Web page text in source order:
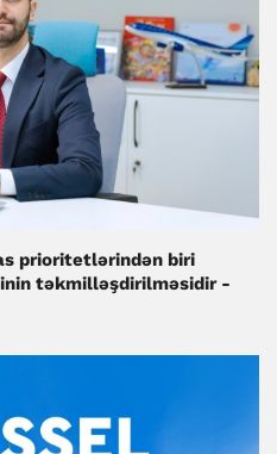
prioritetlərindən biri
təkmilləşdirilməsidir -